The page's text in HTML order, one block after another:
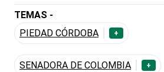
TEMAS -
PIEDAD CÓRDOBA
+
SENADORA DE COLOMBIA +